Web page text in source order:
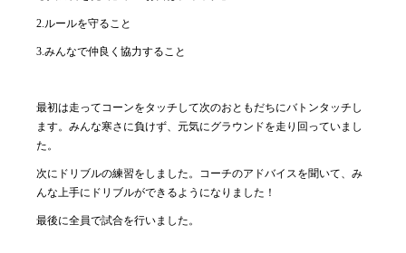
2. ルールを守ること
3. みんなで仲良く協力すること
最初は走ってコーンをタッチして次のおともだちにバトンタッチし
ます。みんな寒さに負けず、元気にグラウンドを走り回っていまし
た。
次にドリブルの練習をしました。コーチのアドバイスを聞いて、み
んな上手にドリブルができるようになりました！
最後に全員で試合を行いました。